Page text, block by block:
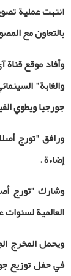
انتهت عملية
بالتعاون مع
وأفاد موقع قناة
والغابة"
جورجيا ويطوي
ورافق "تورج
إضاءة .
وشارك "تورج
العالمية
ويحمل المخرج
في حفل توزيع